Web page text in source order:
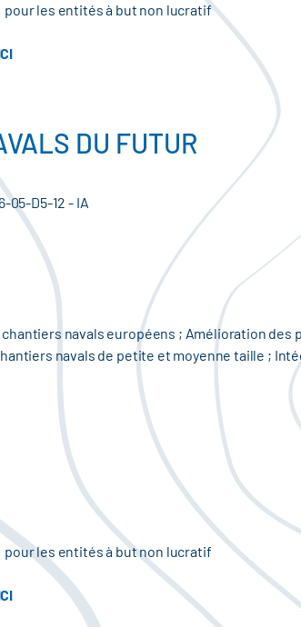
pour les entités à but non lucratif
DU FUTUR
05-D5-12 - IA
navals européens ; Amélioration
navals de petite et moyenne taille ;
pour les entités à but non lucratif